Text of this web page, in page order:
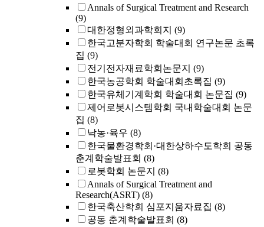
Annals of Surgical Treatment and Research
(9)
대한정형외과학회지 (9)
한국고분자학회 학술대회 연구논문 초록
집 (9)
전기전자재료학회논문지 (9)
한국농공학회 학술대회초록집 (9)
한국유체기계학회 학술대회 논문집 (9)
제어로봇시스템학회 국내학술대회 논문
집 (8)
낙농·육우 (8)
한국물환경학회·대한상하수도학회 공동
춘계학술발표회 (8)
로봇학회 논문지 (8)
Annals of Surgical Treatment and
Research(ASRT) (8)
한국축산학회 심포지움자료집 (8)
공동 춘계학술발표회 (8)